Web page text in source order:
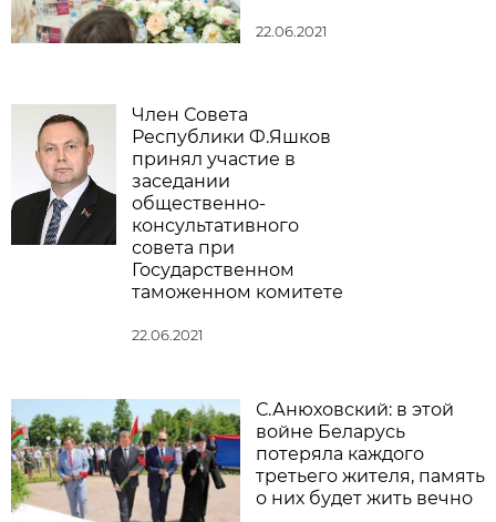
22.06.2021
Член Совета
Республики Ф.Яшков
принял участие в
заседании
общественно-
консультативного
совета при
Государственном
таможенном комитете
22.06.2021
С.Анюховский: в этой
войне Беларусь
потеряла каждого
третьего жителя, память
о них будет жить вечно